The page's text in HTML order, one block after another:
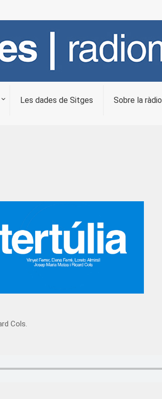
Les dades de Sitges Sobre la ràdio
Cols.